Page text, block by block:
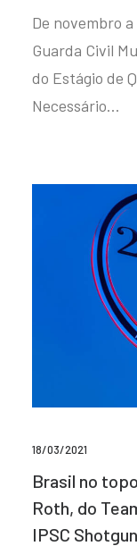
De novembro
Guarda Civil
do Estágio de
Necessário…
18/03/2021
Brasil no
Roth, do
IPSC